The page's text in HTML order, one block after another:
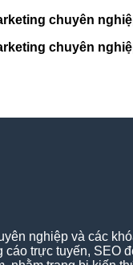
chuyên
chuyên
nghiệp và các
trực tuyến, SEO